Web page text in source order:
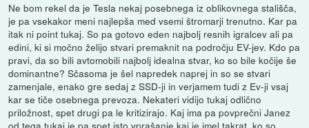
Ne bom rekel da je Tesla nekaj posebnega iz oblikovnega stališča,
je pa vsekakor meni najlepša med vsemi štromarji trenutno. Kar pa
itak ni point tukaj. So pa gotovo eden najbolj resnih igralcev ali pa
edini, ki si močno želijo stvari premaknit na področju EV-jev. Kdo pa
pravi, da so bili avtomobili najbolj idealna stvar, ko so bile kočije še
dominantne? Sčasoma je šel napredek naprej in so se stvari
zamenjale, enako gre sedaj z SSD-ji in verjamem tudi z Ev-ji vsaj
kar se tiče osebnega prevoza. Nekateri vidijo tukaj odlično
priložnost, spet drugi pa le kritizirajo. Kaj ima pa povprečni Janez